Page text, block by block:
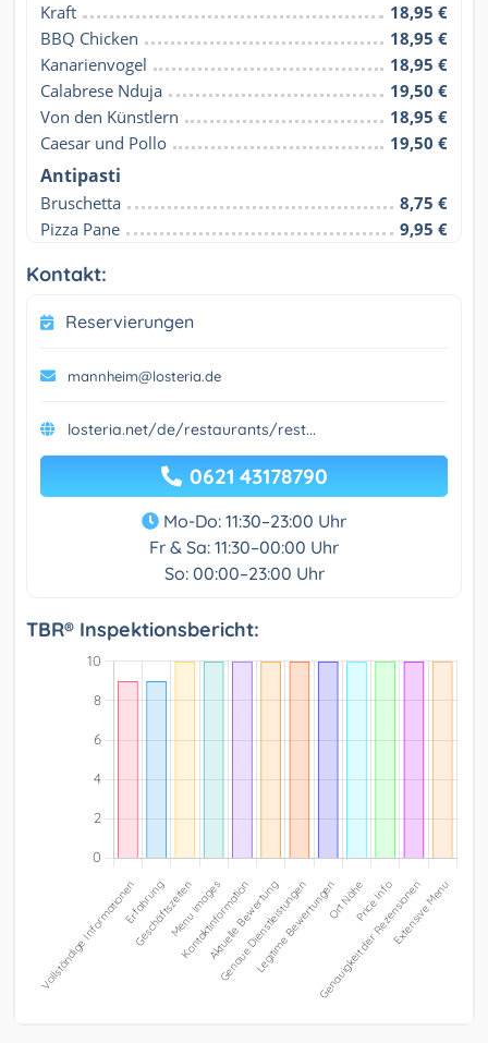
Kraft
18,95 €
BBQ Chicken
18,95 €
Kanarienvogel
18,95 €
Calabrese Nduja
19,50 €
Von den Künstlern
18,95 €
Caesar und Pollo
19,50 €
Antipasti
Bruschetta
8,75 €
Pizza Pane
9,95 €
Kontakt:
Reservierungen
mannheim@losteria.de
losteria.net/de/restaurants/rest...
0621 43178790
Mo-Do: 11:30–23:00 Uhr
Fr & Sa: 11:30–00:00 Uhr
So: 00:00–23:00 Uhr
TBR® Inspektionsbericht: